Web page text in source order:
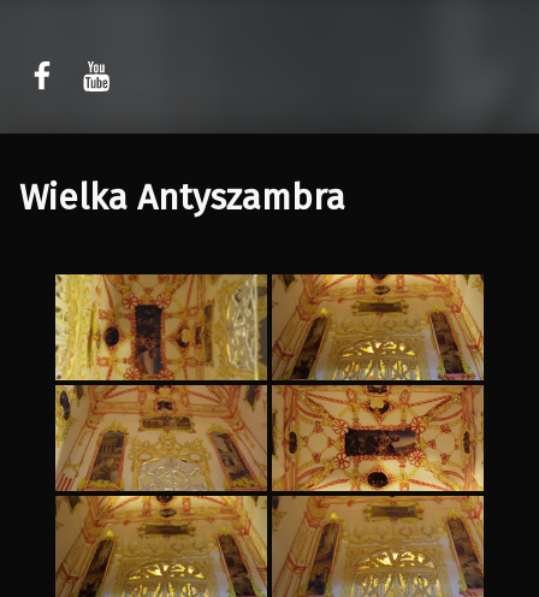
W Rytmie Światła – miasto wyobrażone
Wielka Antyszambra